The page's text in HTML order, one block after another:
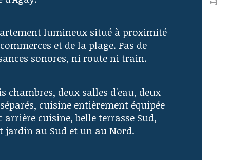
de pièces
lumineux situé à proximité
et de la plage. Pas de
sonores, ni route ni train.
chambres, deux salles d'eau, deux
cuisine entièrement équipée
arrière cuisine, belle terrasse Sud,
jardin au Sud et un au Nord.